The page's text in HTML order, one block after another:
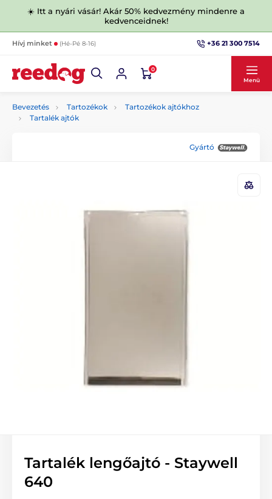
☀️ Itt a nyári vásár! Akár 50% kedvezmény mindenre a
kedvenceidnek!
Hívj minket (Hé-Pé 8-16) +36 21 300 7514
0
Menü
Bevezetés Tartozékok
Tartozékok ajtókhoz
Tartalék ajtók
Gyártó
Tartalék lengőajtó - Staywell
640